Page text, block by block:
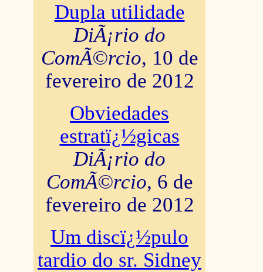
Dupla utilidade
DiÃ¡rio do
ComÃ©rcio, 10 de
fevereiro de 2012
Obviedades
estratï¿½gicas
DiÃ¡rio do
ComÃ©rcio, 6 de
fevereiro de 2012
Um discï¿½pulo
tardio do sr. Sidney